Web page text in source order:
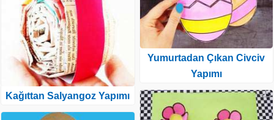
Kağıttan Salyangoz Yapımı
Yumurtadan Çıkan Civciv
Yapımı